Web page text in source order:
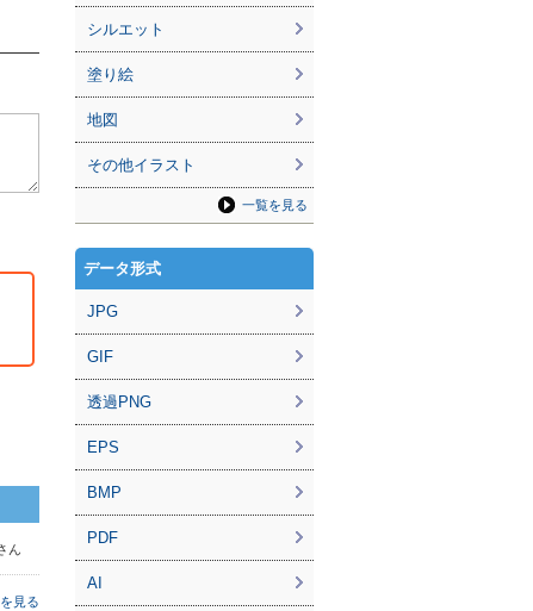
ん
見る
シルエット
塗り絵
地図
その他イラスト
一覧を見る
データ形式
JPG
GIF
透過PNG
EPS
BMP
PDF
AI